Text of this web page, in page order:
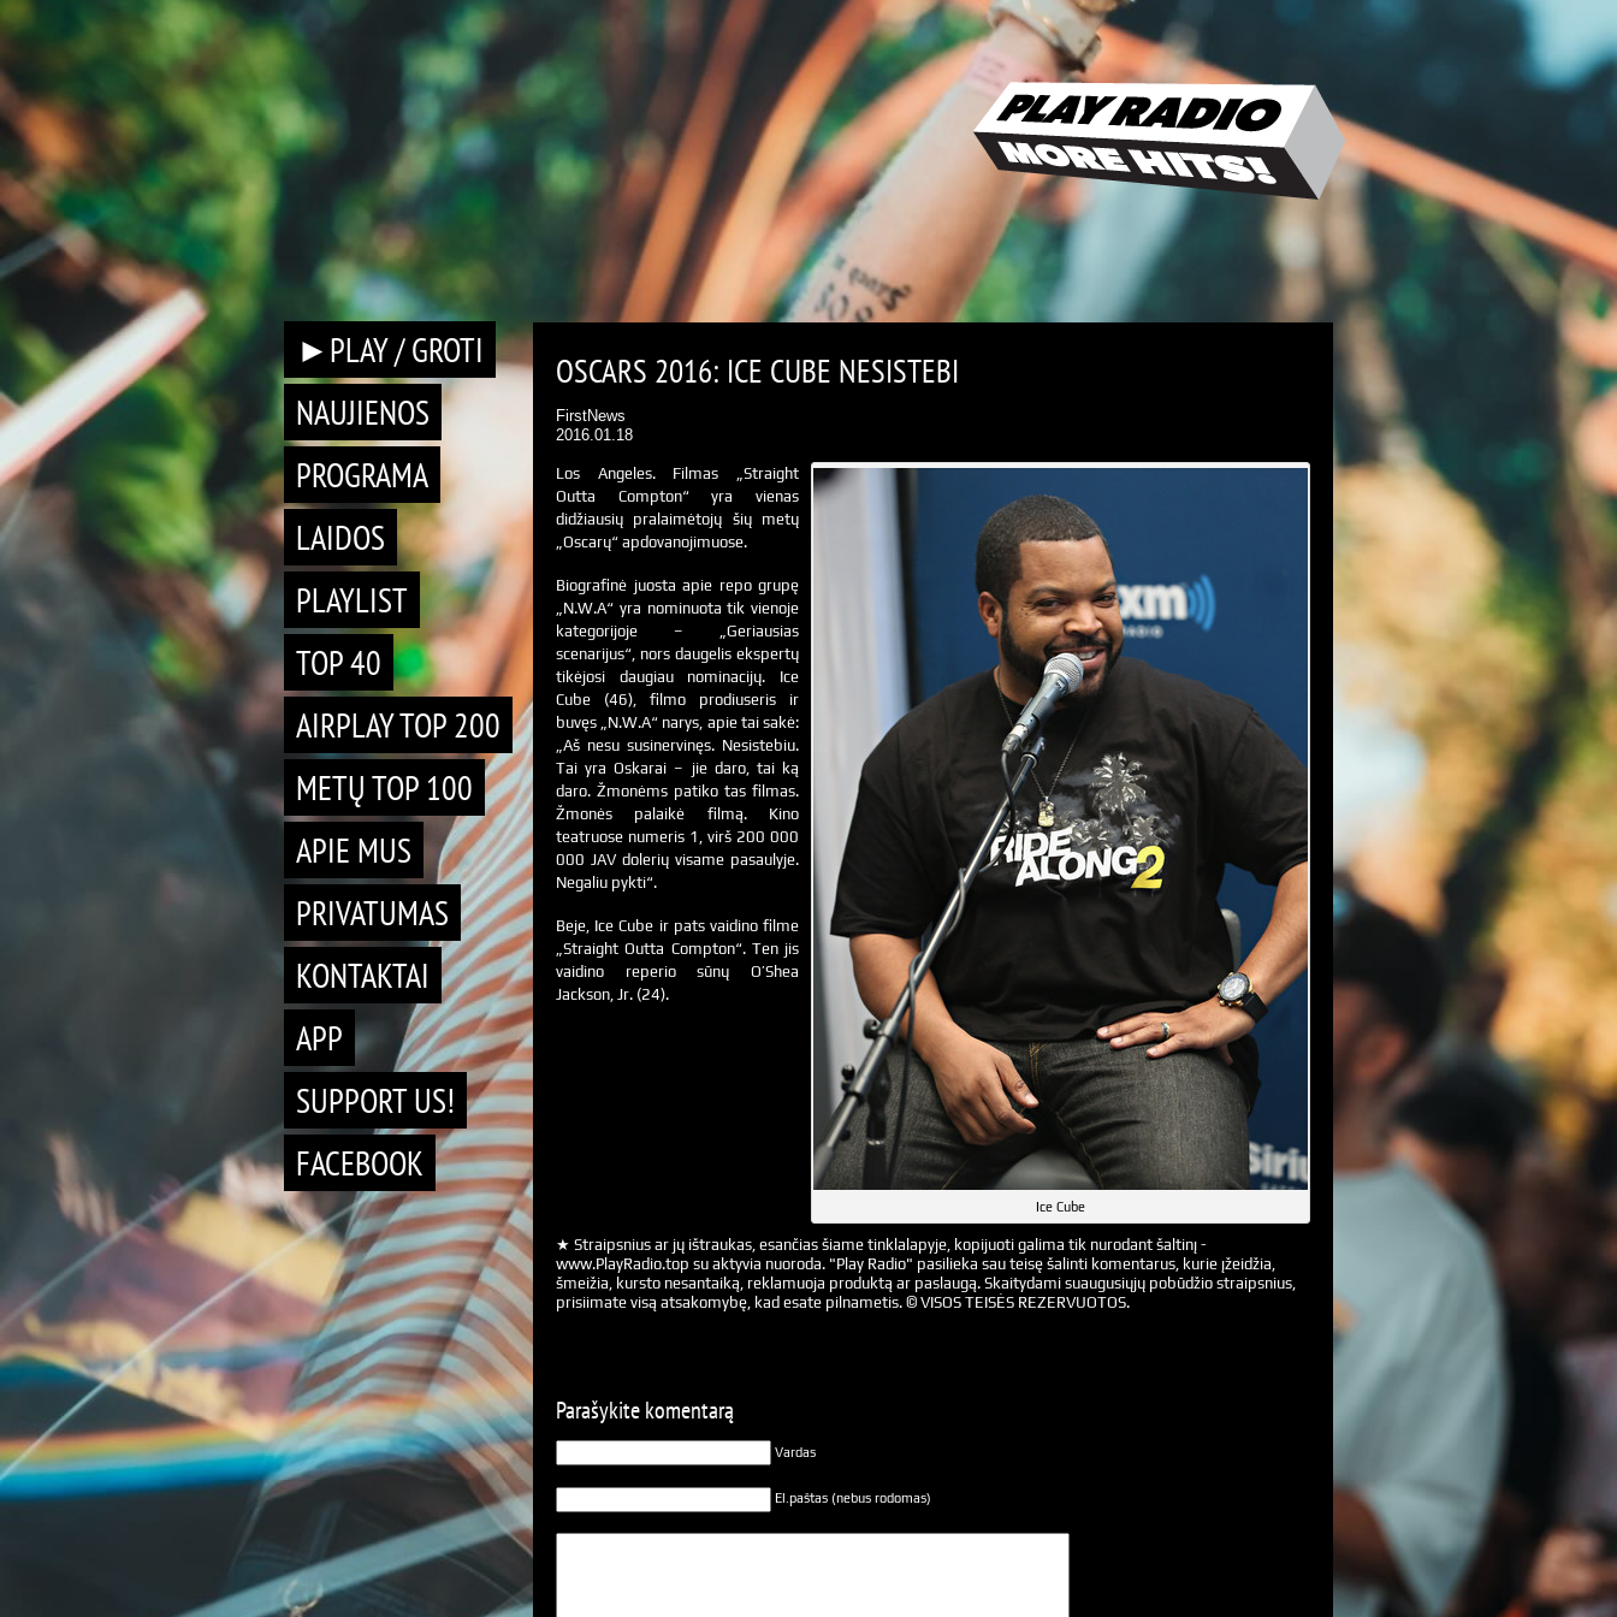
►PLAY / GROTI
NAUJIENOS
PROGRAMA
LAIDOS
PLAYLIST
TOP 40
AIRPLAY TOP 200
METŲ TOP 100
APIE MUS
PRIVATUMAS
KONTAKTAI
APP
SUPPORT US!
FACEBOOK
OSCARS 2016: ICE CUBE NESISTEBI
FirstNews
2016.01.18
Ice Cube
Los Angeles. Filmas „Straight
Outta Compton“ yra vienas
didžiausių pralaimėtojų šių metų
„Oscarų“ apdovanojimuose.
Biografinė juosta apie repo grupę
„N.W.A“ yra nominuota tik vienoje
kategorijoje – „Geriausias
scenarijus“, nors daugelis ekspertų
tikėjosi daugiau nominacijų. Ice
Cube (46), filmo prodiuseris ir
buvęs „N.W.A“ narys, apie tai sakė:
„Aš nesu susinervinęs. Nesistebiu.
Tai yra Oskarai – jie daro, tai ką
daro. Žmonėms patiko tas filmas.
Žmonės palaikė filmą. Kino
teatruose numeris 1, virš 200 000
000 JAV dolerių visame pasaulyje.
Negaliu pykti“.
Beje, Ice Cube ir pats vaidino filme
„Straight Outta Compton“. Ten jis
vaidino reperio sūnų O’Shea
Jackson, Jr. (24).
★ Straipsnius ar jų ištraukas, esančias šiame tinklalapyje, kopijuoti galima tik nurodant šaltinį -
www.PlayRadio.top su aktyvia nuoroda. "Play Radio" pasilieka sau teisę šalinti komentarus, kurie įžeidžia,
šmeižia, kursto nesantaiką, reklamuoja produktą ar paslaugą. Skaitydami suaugusiųjų pobūdžio straipsnius,
prisiimate visą atsakomybę, kad esate pilnametis. © VISOS TEISĖS REZERVUOTOS.
Parašykite komentarą
Vardas
El.paštas (nebus rodomas)